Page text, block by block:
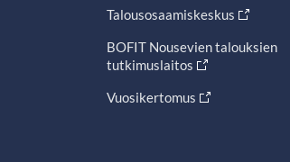
Talousosaamiskeskus
BOFIT Nousevien talouksien
tutkimuslaitos
Vuosikertomus